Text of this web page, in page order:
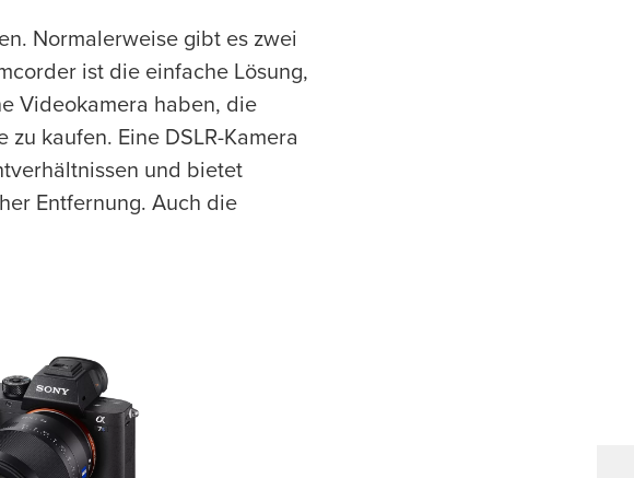
Normalerweise gibt es zwei
ist die einfache Lösung,
Videokamera haben, die
kaufen. Eine DSLR-Kamera
und bietet
Entfernung. Auch die